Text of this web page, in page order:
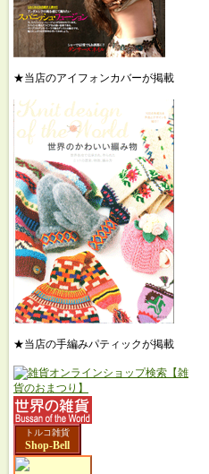
★当店のアイフォンカバーが掲載
★当店の手編みパティックが掲載
トルコ雑貨
Shop-Bell